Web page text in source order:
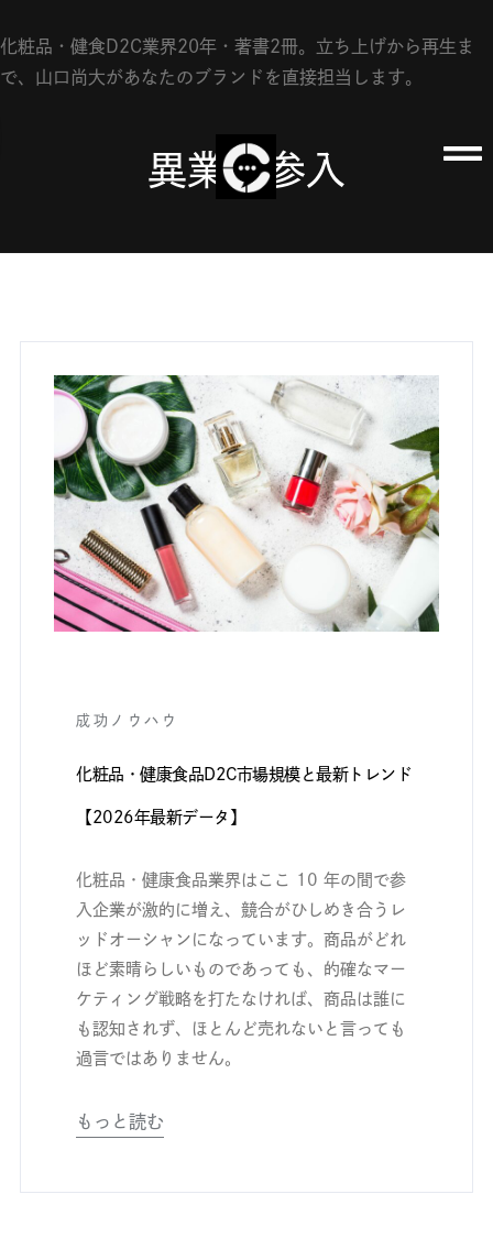
会社概要
FAQ
資料請求
化粧品・健食D2C業界20年・著書2冊。立ち上げから再生ま
で、山口尚大があなたのブランドを直接担当します。
異業種参入
成功ノウハウ
化粧品・健康食品D2C市場規模と最新トレンド
【2026年最新データ】
化粧品・健康食品業界はここ 10 年の間で参
入企業が激的に増え、競合がひしめき合うレ
ッドオーシャンになっています。商品がどれ
ほど素晴らしいものであっても、的確なマー
ケティング戦略を打たなければ、商品は誰に
も認知されず、ほとんど売れないと言っても
過言ではありません。
もっと読む